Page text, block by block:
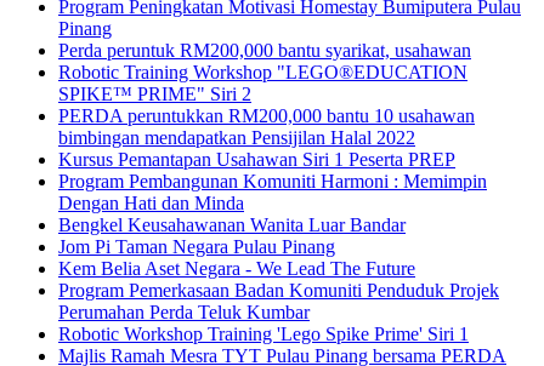
Program Peningkatan Motivasi Homestay Bumiputera Pulau
Pinang
Perda peruntuk RM200,000 bantu syarikat, usahawan
Robotic Training Workshop "LEGO®EDUCATION
SPIKE™ PRIME" Siri 2
PERDA peruntukkan RM200,000 bantu 10 usahawan
bimbingan mendapatkan Pensijilan Halal 2022
Kursus Pemantapan Usahawan Siri 1 Peserta PREP
Program Pembangunan Komuniti Harmoni : Memimpin
Dengan Hati dan Minda
Bengkel Keusahawanan Wanita Luar Bandar
Jom Pi Taman Negara Pulau Pinang
Kem Belia Aset Negara - We Lead The Future
Program Pemerkasaan Badan Komuniti Penduduk Projek
Perumahan Perda Teluk Kumbar
Robotic Workshop Training 'Lego Spike Prime' Siri 1
Majlis Ramah Mesra TYT Pulau Pinang bersama PERDA